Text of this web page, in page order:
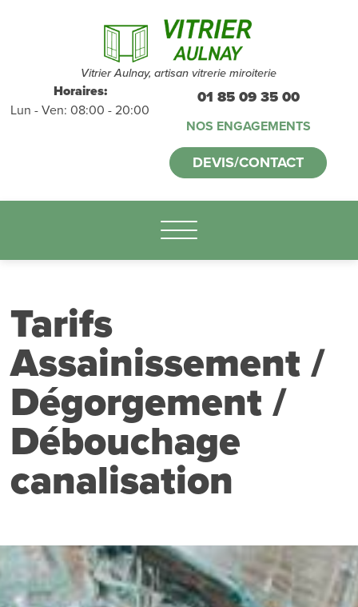
Vitrier Aulnay, artisan vitrerie miroiterie
Horaires:
Lun - Ven: 08:00 - 20:00
01 85 09 35 00
NOS ENGAGEMENTS
DEVIS/CONTACT
déplacements
gratuitssans
engagement
appelez-nous :
01.85.09.35.00
Tarifs
Assainissement /
Dégorgement /
Débouchage
canalisation